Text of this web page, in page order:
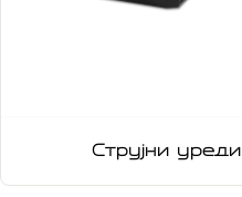
Струјни уреди